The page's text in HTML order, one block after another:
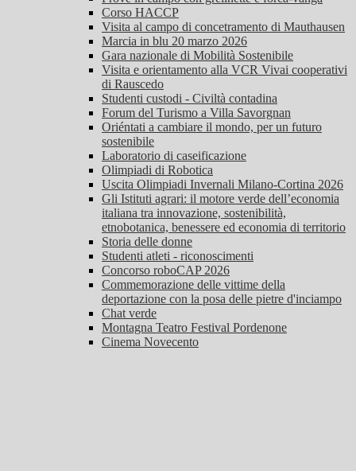
Corso HACCP
Visita al campo di concetramento di Mauthausen
Marcia in blu 20 marzo 2026
Gara nazionale di Mobilità Sostenibile
Visita e orientamento alla VCR Vivai cooperativi
di Rauscedo
Studenti custodi - Civiltà contadina
Forum del Turismo a Villa Savorgnan
Oriéntati a cambiare il mondo, per un futuro
sostenibile
Laboratorio di caseificazione
Olimpiadi di Robotica
Uscita Olimpiadi Invernali Milano-Cortina 2026
Gli Istituti agrari: il motore verde dell’economia
italiana tra innovazione, sostenibilità,
etnobotanica, benessere ed economia di territorio
Storia delle donne
Studenti atleti - riconoscimenti
Concorso roboCAP 2026
Commemorazione delle vittime della
deportazione con la posa delle pietre d'inciampo
Chat verde
Montagna Teatro Festival Pordenone
Cinema Novecento